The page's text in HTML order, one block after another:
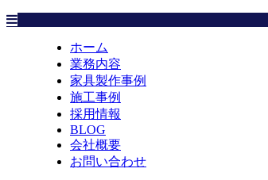
ホーム
業務内容
家具製作事例
施工事例
採用情報
BLOG
会社概要
お問い合わせ